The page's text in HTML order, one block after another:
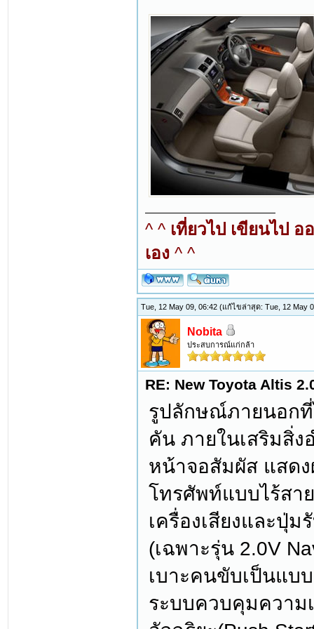
^ ^ เที่ยวไป เขียนไป
เอง ^ ^
Tue, 12 May 09, 06:42(แก้ไขล่าสุด: Tue, 12 May
Nobita
ประสบการณ์แก่กล้า
RE: New Toyota Altis
รูปลักษณ์ภายนอกที่
คัน ภายในเสริมสิ่
หน้าจอสัมผัส แสด
โทรศัพท์แบบไร้สา
เครื่องเสียงและปุ่
(เฉพาะรุ่น 2.0V
เบาะคนขับเป็นแบ
ระบบควบคุมความ